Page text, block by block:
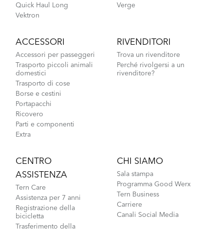
Quick Haul Long
Vektron
Verge
ACCESSORI
Accessori per passeggeri
Trasporto piccoli animali
domestici
Trasporto di cose
Borse e cestini
Portapacchi
Ricovero
Parti e componenti
Extra
RIVENDITORI
Trova un rivenditore
Perché rivolgersi a un
rivenditore?
CENTRO
ASSISTENZA
Tern Care
Assistenza per 7 anni
Registrazione della
bicicletta
Trasferimento della
CHI SIAMO
Sala stampa
Programma Good Werx
Tern Business
Carriere
Canali Social Media